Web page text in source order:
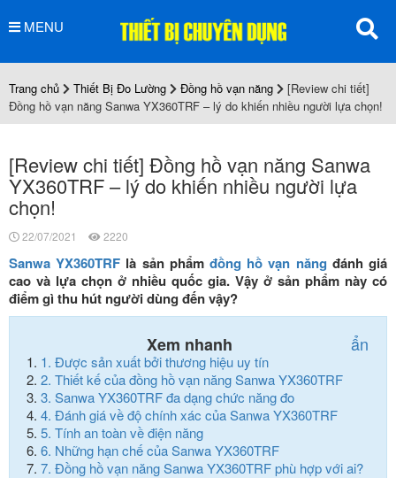
MENU
Trang chủ Thiết Bị Đo Lường Đồng hồ vạn năng
[Review chi tiết]
Đồng hồ vạn năng Sanwa YX360TRF – lý do khiến nhiều người lựa chọn!
[Review chi tiết] Đồng hồ vạn năng Sanwa
YX360TRF – lý do khiến nhiều người lựa
chọn!
22/07/2021 2220
Sanwa YX360TRF là sản phẩmđồng hồ vạn năng đánh giá
cao và lựa chọn ở nhiều quốc gia. Vậy ở sản phẩm này có
điểm gì thu hút người dùng đến vậy?
Xem nhanh ẩn
1. Được sản xuất bởi thương hiệu uy tín
2. Thiết kế của đồng hồ vạn năng Sanwa YX360TRF
3. Sanwa YX360TRF đa dạng chức năng đo
4. Đánh giá về độ chính xác của Sanwa YX360TRF
5. Tính an toàn về điện năng
6. Những hạn chế của Sanwa YX360TRF
7. Đồng hồ vạn năng Sanwa YX360TRF phù hợp với ai?